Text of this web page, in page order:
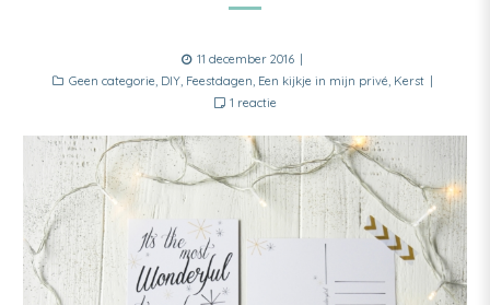
Posted
on
11 december 2016
Categories
Geen categorie, DIY, Feestdagen, Een kijkje in mijn privé, Kerst
1 reactieop
&
kerstkaarten
online
in